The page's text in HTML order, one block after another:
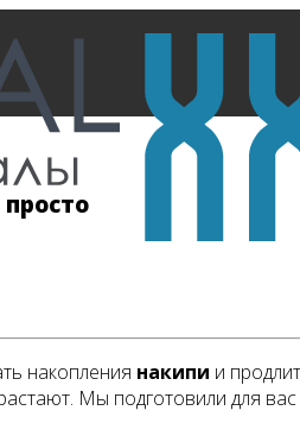
накопления накипи и
Мы подготовили для